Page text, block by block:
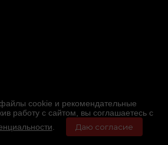
cookie и рекомендательные
работу с сайтом, вы соглашаетесь с
Даю согласие